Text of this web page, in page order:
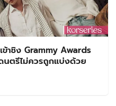
ข้าชิง Grammy Awards
ตรีไม่ควรถูกแบ่งด้วย